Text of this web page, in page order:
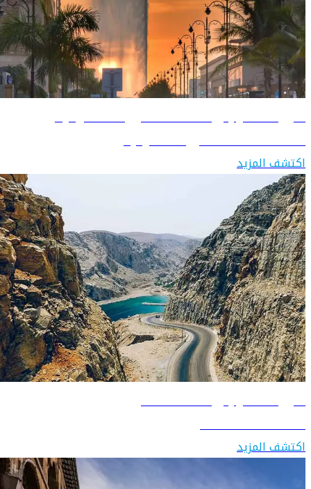
دليل السفر إلى المملكة العربية السعودية
اكتشف المملكة العربية السعودية
اكتشف المزيد
دليل السفر إلى سلطنة عُمان
اكتشف سلطنة عُمان
اكتشف المزيد